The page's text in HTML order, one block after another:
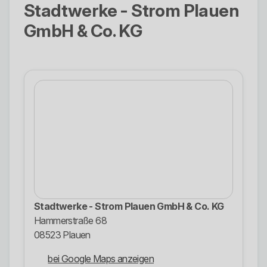
Stadtwerke - Strom Plauen
GmbH & Co. KG
Stadtwerke - Strom Plauen GmbH & Co. KG
Hammerstraße 68
08523 Plauen
bei Google Maps anzeigen